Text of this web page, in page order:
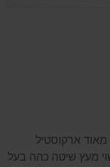
מאוד ארקוסטיל
מעץ שיטה כהה בעל